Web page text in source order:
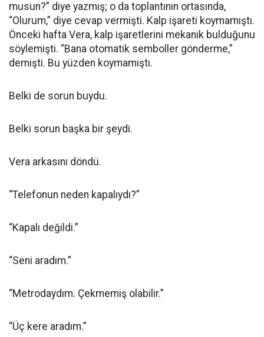
musun?” diye yazmış; o da toplantının ortasında,
“Olurum,” diye cevap vermişti. Kalp işareti koymamıştı.
Önceki hafta Vera, kalp işaretlerini mekanik bulduğunu
söylemişti. “Bana otomatik semboller gönderme,”
demişti. Bu yüzden koymamıştı.
Belki de sorun buydu.
Belki sorun başka bir şeydi.
Vera arkasını döndü.
“Telefonun neden kapalıydı?”
“Kapalı değildi.”
“Seni aradım.”
“Metrodaydım. Çekmemiş olabilir.”
“Üç kere aradım.”